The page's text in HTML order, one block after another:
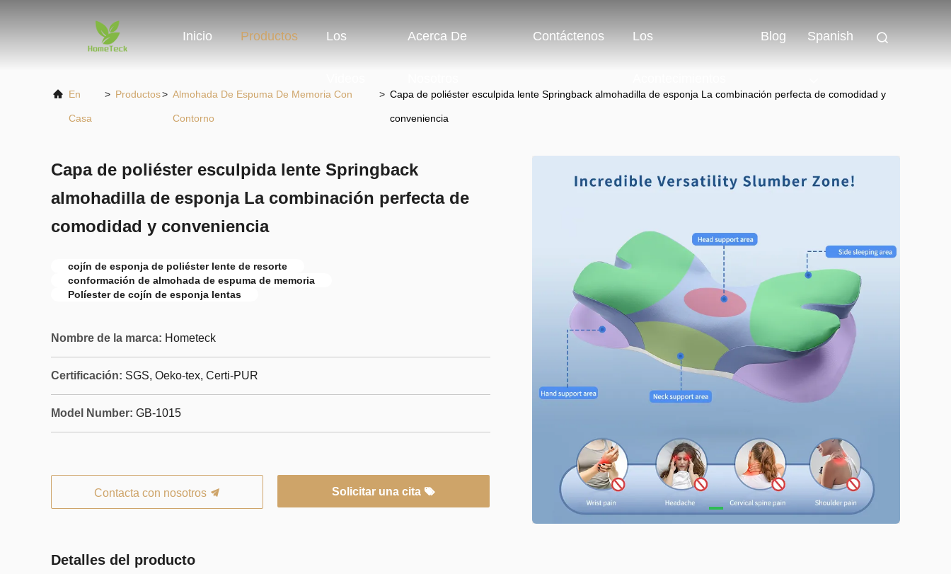
Inicio Productos Los Acerca De Contáctenos Los Blog Spanish
En
Casa
> Productos> Almohada De Espuma De Memoria Con
Contorno
> Capa de poliéster esculpida lente Springback almohadilla de esponja La combinación perfecta de comodidad y
conveniencia
Capa de poliéster esculpida lente Springback
almohadilla de esponja La combinación perfecta de
comodidad y conveniencia
cojín de esponja de poliéster lente de resorte
conformación de almohada de espuma de memoria
Políester de cojín de esponja lentas
Nombre de la marca: Hometeck
Certificación: SGS, Oeko-tex, Certi-PUR
Model Number: GB-1015
Contacta con nosotros Solicitar una cita
Detalles del producto